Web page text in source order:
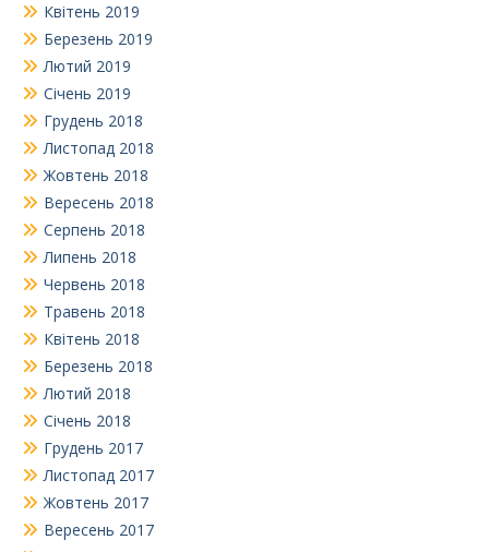
Квітень 2019
Березень 2019
Лютий 2019
Січень 2019
Грудень 2018
Листопад 2018
Жовтень 2018
Вересень 2018
Серпень 2018
Липень 2018
Червень 2018
Травень 2018
Квітень 2018
Березень 2018
Лютий 2018
Січень 2018
Грудень 2017
Листопад 2017
Жовтень 2017
Вересень 2017